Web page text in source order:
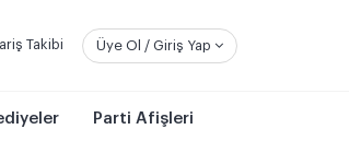
Takibi Üye Ol / Giriş Yap
Parti Afişleri